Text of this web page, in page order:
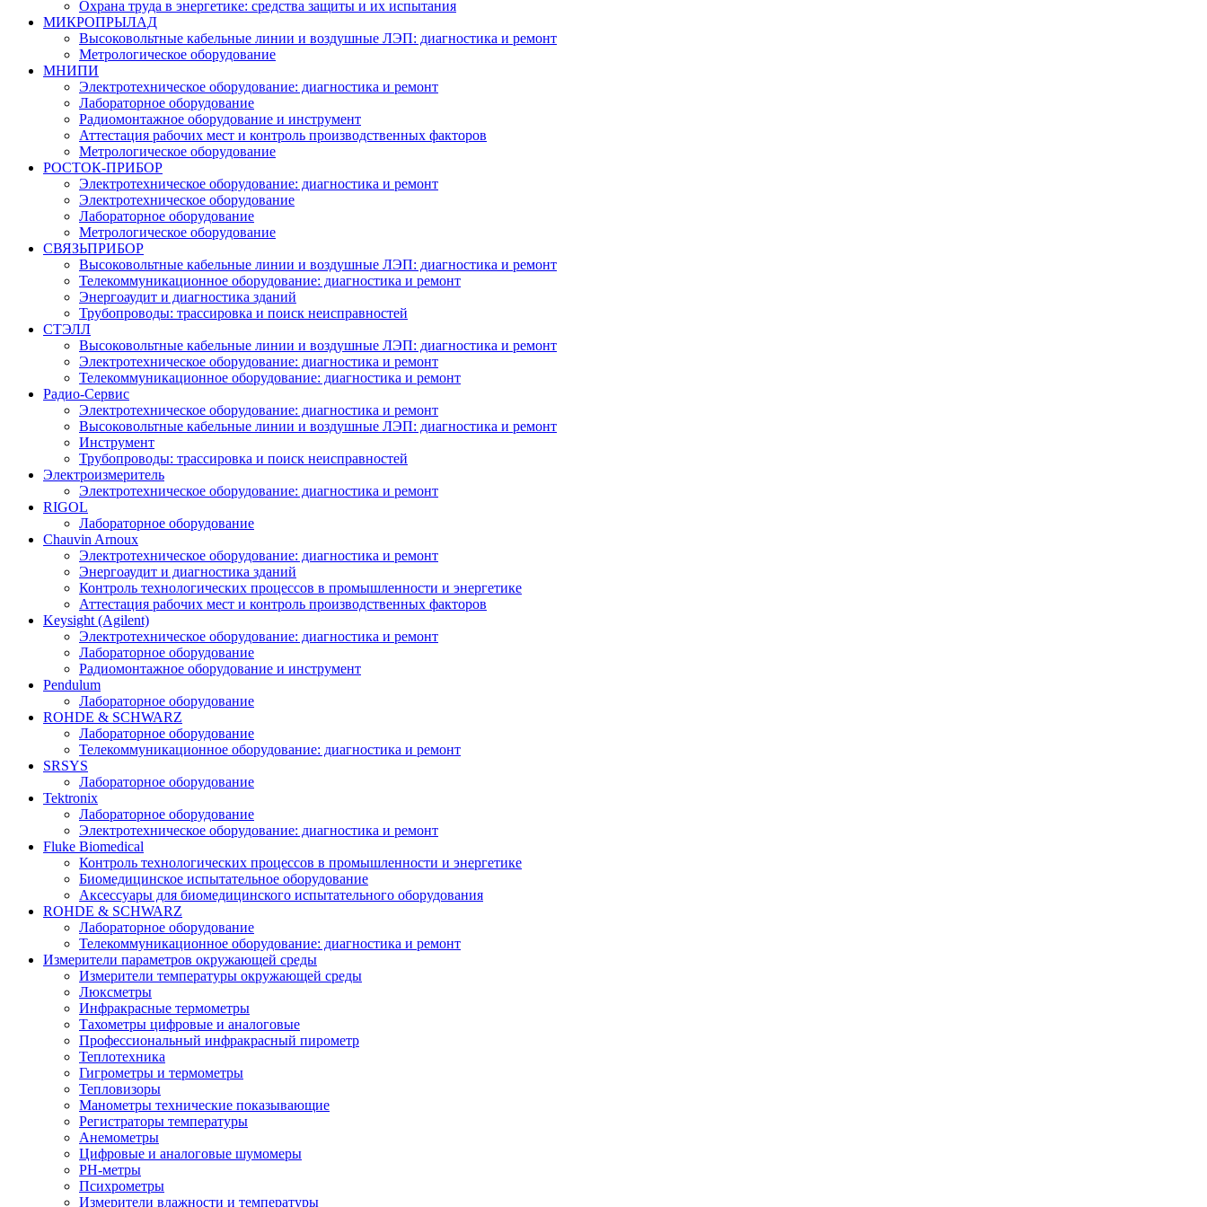
Охрана труда в энергетике: средства защиты и их испытания
МИКРОПРЫЛАД
Высоковольтные кабельные линии и воздушные ЛЭП: диагностика и ремонт
Метрологическое оборудование
МНИПИ
Электротехническое оборудование: диагностика и ремонт
Лабораторное оборудование
Радиомонтажное оборудование и инструмент
Аттестация рабочих мест и контроль производственных факторов
Метрологическое оборудование
РОСТОК-ПРИБОР
Электротехническое оборудование: диагностика и ремонт
Электротехническое оборудование
Лабораторное оборудование
Метрологическое оборудование
СВЯЗЬПРИБОР
Высоковольтные кабельные линии и воздушные ЛЭП: диагностика и ремонт
Телекоммуникационное оборудование: диагностика и ремонт
Энергоаудит и диагностика зданий
Трубопроводы: трассировка и поиск неисправностей
СТЭЛЛ
Высоковольтные кабельные линии и воздушные ЛЭП: диагностика и ремонт
Электротехническое оборудование: диагностика и ремонт
Телекоммуникационное оборудование: диагностика и ремонт
Радио-Cервис
Электротехническое оборудование: диагностика и ремонт
Высоковольтные кабельные линии и воздушные ЛЭП: диагностика и ремонт
Инструмент
Трубопроводы: трассировка и поиск неисправностей
Электроизмеритель
Электротехническое оборудование: диагностика и ремонт
RIGOL
Лабораторное оборудование
Chauvin Arnoux
Электротехническое оборудование: диагностика и ремонт
Энергоаудит и диагностика зданий
Контроль технологических процессов в промышленности и энергетике
Аттестация рабочих мест и контроль производственных факторов
Keysight (Agilent)
Электротехническое оборудование: диагностика и ремонт
Лабораторное оборудование
Радиомонтажное оборудование и инструмент
Pendulum
Лабораторное оборудование
ROHDE & SCHWARZ
Лабораторное оборудование
Телекоммуникационное оборудование: диагностика и ремонт
SRSYS
Лабораторное оборудование
Tektronix
Лабораторное оборудование
Электротехническое оборудование: диагностика и ремонт
Fluke Biomedical
Контроль технологических процессов в промышленности и энергетике
Биомедицинское испытательное оборудование
Аксессуары для биомедицинского испытательного оборудования
ROHDE & SCHWARZ
Лабораторное оборудование
Телекоммуникационное оборудование: диагностика и ремонт
Измерители параметров окружающей среды
Измерители температуры окружающей среды
Люксметры
Инфракрасные термометры
Тахометры цифровые и аналоговые
Профессиональный инфракрасный пирометр
Теплотехника
Гигрометры и термометры
Тепловизоры
Манометры технические показывающие
Регистраторы температуры
Анемометры
Цифровые и аналоговые шумомеры
PH-метры
Психрометры
Измерители влажности и температуры